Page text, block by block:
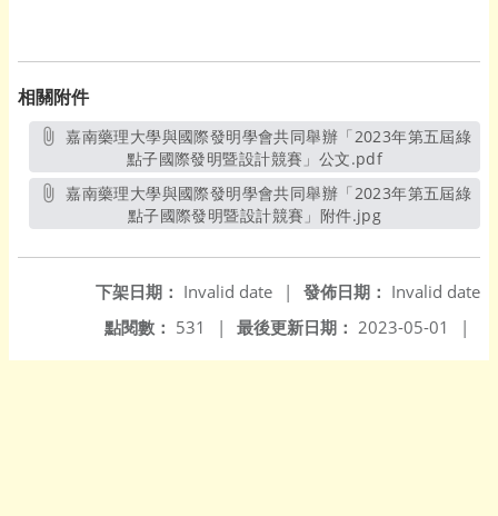
相關附件
嘉南藥理大學與國際發明學會共同舉辦「2023年第五屆綠
點子國際發明暨設計競賽」公文.pdf另開新視窗
嘉南藥理大學與國際發明學會共同舉辦「2023年第五屆綠
點子國際發明暨設計競賽」附件.jpg
發佈日期： Invalid date
下架日期： Invalid date
|
最後更新日期： 2023-05-01 |
點閱數： 531 |